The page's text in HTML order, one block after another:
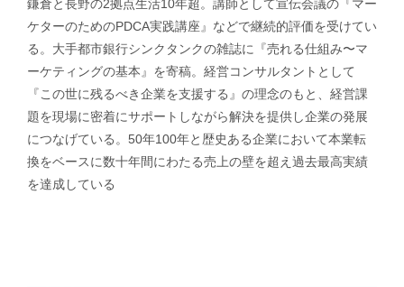
鎌倉と長野の2拠点生活10年超。講師として宣伝会議の『マー
ケターのためのPDCA実践講座』などで継続的評価を受けてい
る。大手都市銀行シンクタンクの雑誌に『売れる仕組み〜マ
ーケティングの基本』を寄稿。経営コンサルタントとして
『この世に残るべき企業を支援する』の理念のもと、経営課
題を現場に密着にサポートしながら解決を提供し企業の発展
につなげている。50年100年と歴史ある企業において本業転
換をベースに数十年間にわたる売上の壁を超え過去最高実績
を達成している